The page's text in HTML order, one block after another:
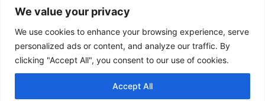
We value your privacy
We use cookies to enhance your browsing experience, serve
personalized ads or content, and analyze our traffic. By
clicking "Accept All", you consent to our use of cookies.
Accept All
© 2026 X-CAMPING - Blog Motorhomes equipment